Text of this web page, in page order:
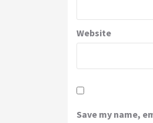
Website
Save my name,